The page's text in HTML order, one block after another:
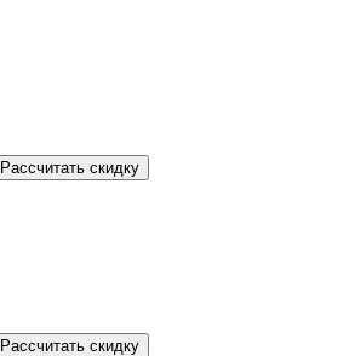
Рассчитать скидку
Рассчитать скидку